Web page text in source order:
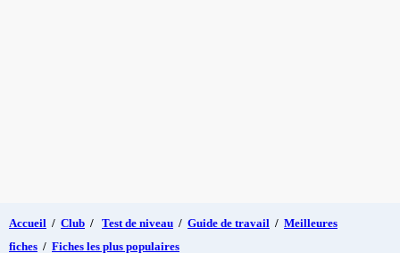
Accueil / Club / Test de niveau / Guide de travail / Meilleures
fiches / Fiches les plus populaires